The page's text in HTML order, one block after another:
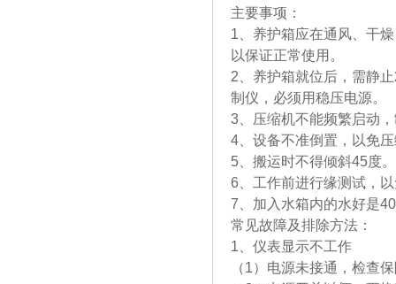
主要事项：
1、养护箱应在通风、干
以保证正常使用。
2、养护箱就位后，需静
制仪，必
3、压缩机不能频繁启动
4、设备不准倒置，以免
5、搬运时不得倾斜45度。
6、工作前进行缘测试，
7、加入水箱内的水好是
常见故障及排除方法：
1、仪表显示不工作
（1）电源未接通，检查